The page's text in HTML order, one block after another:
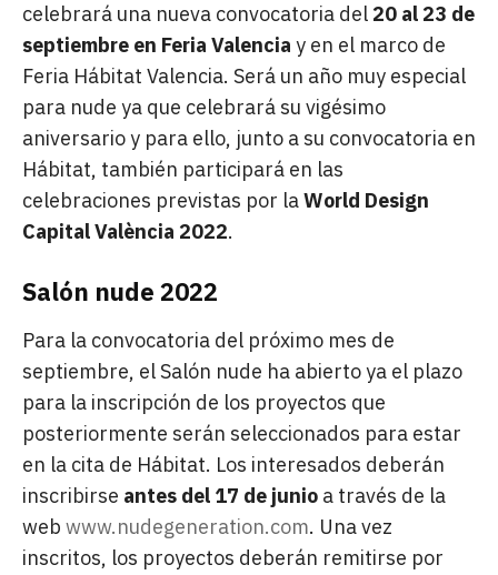
celebrará una nueva convocatoria del 20 al 23 de
septiembre en Feria Valencia y en el marco de
Feria Hábitat Valencia. Será un año muy especial
para nude ya que celebrará su vigésimo
aniversario y para ello, junto a su convocatoria en
Hábitat, también participará en las
celebraciones previstas por laWorld Design
Capital València 2022.
Salón nude 2022
Para la convocatoria del próximo mes de
septiembre, el Salón nude ha abierto ya el plazo
para la inscripción de los proyectos que
posteriormente serán seleccionados para estar
en la cita de Hábitat. Los interesados deberán
inscribirse antes del 17 de junio a través de la
web www.nudegeneration.com. Una vez
inscritos, los proyectos deberán remitirse por